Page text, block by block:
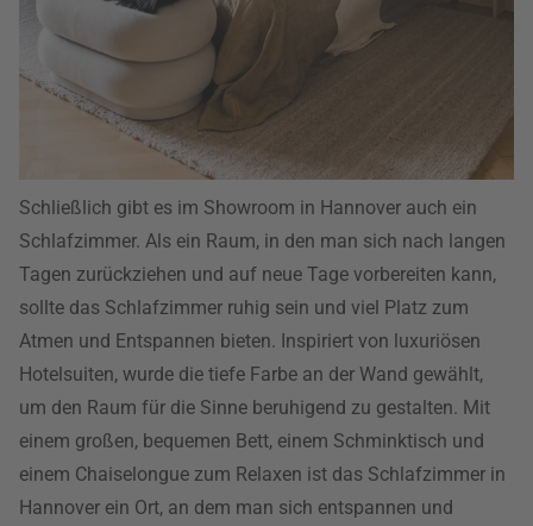
Schließlich gibt es im Showroom in Hannover auch ein
Schlafzimmer. Als ein Raum, in den man sich nach langen
Tagen zurückziehen und auf neue Tage vorbereiten kann,
sollte das Schlafzimmer ruhig sein und viel Platz zum
Atmen und Entspannen bieten. Inspiriert von luxuriösen
Hotelsuiten, wurde die tiefe Farbe an der Wand gewählt,
um den Raum für die Sinne beruhigend zu gestalten. Mit
einem großen, bequemen Bett, einem Schminktisch und
einem Chaiselongue zum Relaxen ist das Schlafzimmer in
Hannover ein Ort, an dem man sich entspannen und